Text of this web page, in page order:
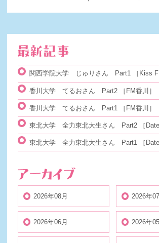
関西学院大学 じゅりさん Part1 ［Kiss
香川大学 てるおさん Part2 ［FM香川］
香川大学 てるおさん Part1 ［FM香川］
東北大学 全力東北大生さん Part2 ［
東北大学 全力東北大生さん Part1 ［
2026年08月 2026年
2026年06月 2026年